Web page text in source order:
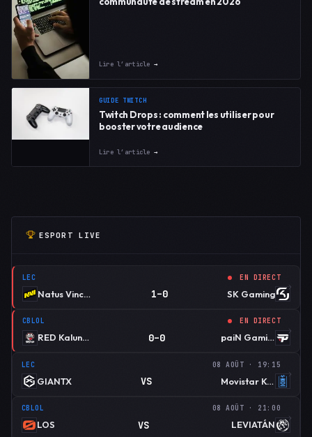
Lire l’article →
GUIDE TWITCH
Twitch Drops : comment les utiliser pour
booster votre audience
Lire l’article →
ESPORT LIVE
LEC EN DIRECT
Natus Vincere 1–0 SK Gaming
CBLOL EN DIRECT
RED Kalunga 0–0 paiN Gaming
LEC 08 AOÛT · 19:15
GIANTX VS Movistar KOI
CBLOL 08 AOÛT · 21:00
LOS VS LEVIATÁN